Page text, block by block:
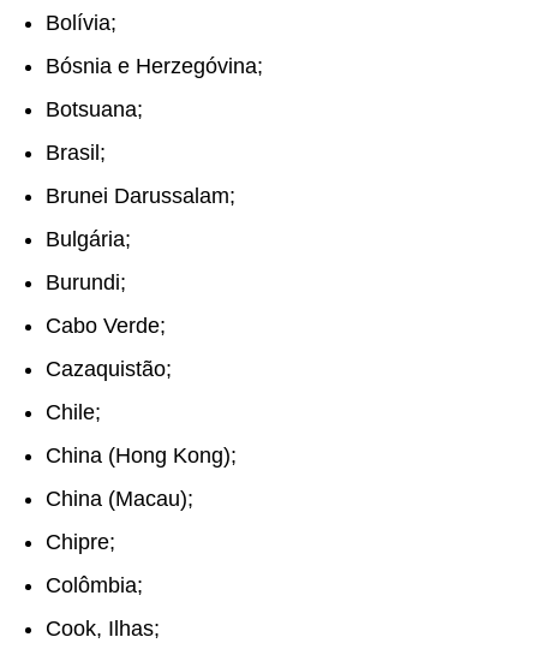
Bolívia;
Bósnia e Herzegóvina;
Botsuana;
Brasil;
Brunei Darussalam;
Bulgária;
Burundi;
Cabo Verde;
Cazaquistão;
Chile;
China (Hong Kong);
China (Macau);
Chipre;
Colômbia;
Cook, Ilhas;